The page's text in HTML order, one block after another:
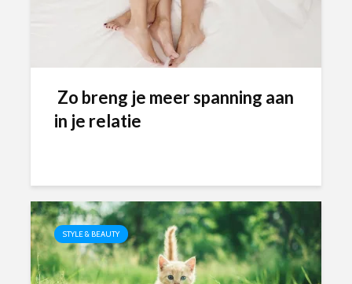
Zo breng je meer spanning aan
in je relatie
STYLE & BEAUTY